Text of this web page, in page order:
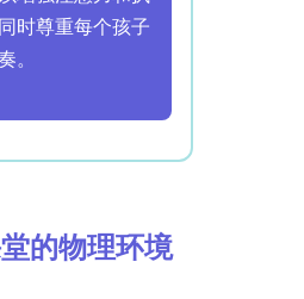
时尊重每个孩子
。
的物理环境